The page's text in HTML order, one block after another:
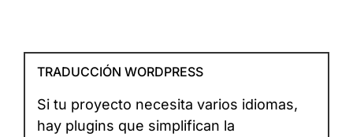
TRADUCCIÓN WORDPRESS
Si tu proyecto necesita varios idiomas,
hay plugins que simplifican la